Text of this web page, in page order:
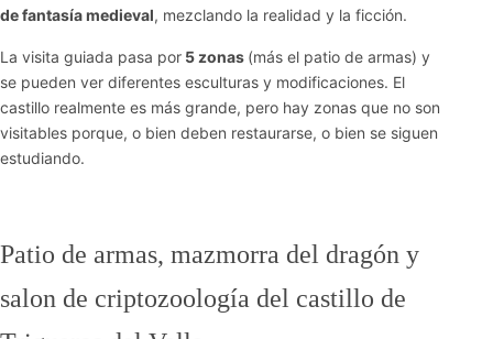
de fantasía medieval, mezclando la realidad y la ficción.
La visita guiada pasa por 5 zonas (más el patio de armas) y
se pueden ver diferentes esculturas y modificaciones. El
castillo realmente es más grande, pero hay zonas que no son
visitables porque, o bien deben restaurarse, o bien se siguen
estudiando.
Patio de armas, mazmorra del dragón y
salon de criptozoología del castillo de